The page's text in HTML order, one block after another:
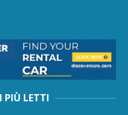
PIÙ LETTI